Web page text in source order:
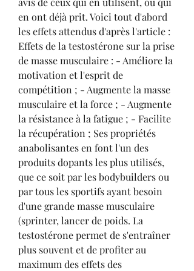
en ont déjà prit. Voici tout d'abord
les effets attendus d'après l'article :
Effets de la testostérone sur la prise
de masse musculaire : - Améliore la
motivation et l'esprit de
compétition ; - Augmente la masse
musculaire et la force ; - Augmente
la résistance à la fatigue ; - Facilite
la récupération ; Ses propriétés
anabolisantes en font l'un des
produits dopants les plus utilisés,
que ce soit par les bodybuilders ou
par tous les sportifs ayant besoin
d'une grande masse musculaire
(sprinter, lancer de poids. La
testostérone permet de s'entraîner
plus souvent et de profiter au
maximum des effets des